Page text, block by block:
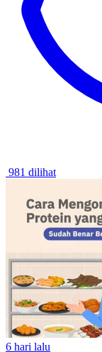
981 dilihat
6 hari lalu